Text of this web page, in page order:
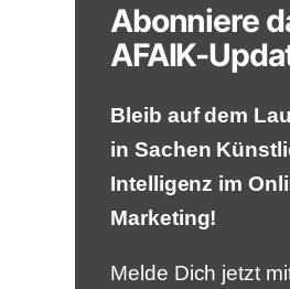
Abonniere
AFAIK-
Bleib auf dem
in Sachen
Intelligenz im
Marketing!
Melde Dich jetzt